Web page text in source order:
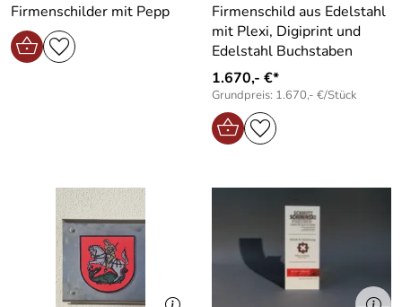
Firmenschilder mit Pepp
Firmenschild aus Edelstahl
mit Plexi, Digiprint und
Edelstahl Buchstaben
1.670,- €*
Grundpreis: 1.670,- €/Stück